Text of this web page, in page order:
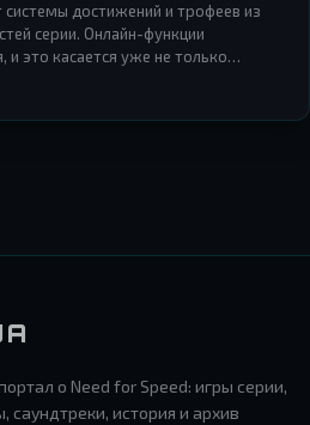
достижений и трофеев из
серии. Онлайн-функции
это касается уже не только
о Need for Speed: игры серии,
история и архив